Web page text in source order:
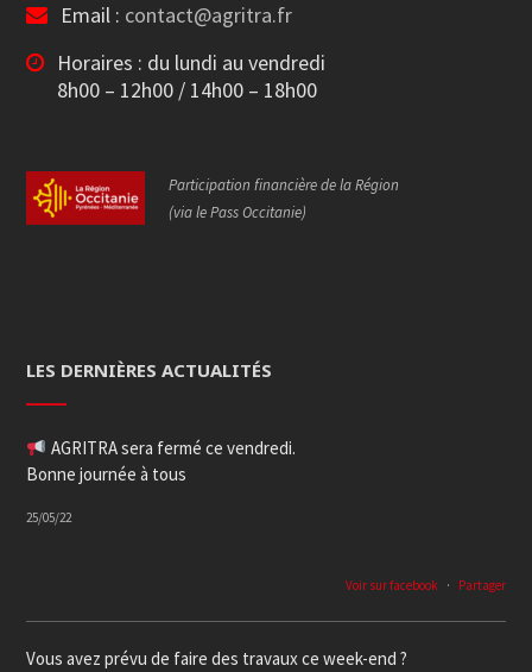
Email : contact@agritra.fr
Horaires : du lundi au vendredi
8h00 – 12h00 / 14h00 – 18h00
Participation financière de la Région
(via le Pass Occitanie)
LES DERNIÈRES ACTUALITÉS
AGRITRA sera fermé ce vendredi.
Bonne journée à tous
25/05/22
Voir sur facebook · Partager
Vous avez prévu de faire des travaux ce week-end ?